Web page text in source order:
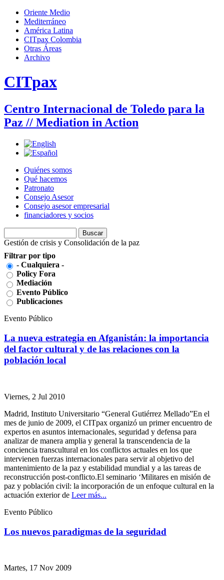
Jump to navigation
Menú principal
Oriente Medio
Mediterráneo
América Latina
CITpax Colombia
Otras Áreas
Archivo
CITpax
Centro Internacional de Toledo para la
Paz // Mediation in Action
Quiénes somos
Qué hacemos
Patronato
Consejo Asesor
Consejo asesor empresarial
financiadores y socios
Formulario de búsqueda
Gestión de crisis y Consolidación de la paz
Filtrar por tipo
- Cualquiera -
Policy Fora
Mediación
Evento Público
Publicaciones
Evento Público
La nueva estrategia en Afganistán: la importancia
del factor cultural y de las relaciones con la
población local
Viernes, 2 Jul 2010
Madrid, Instituto Universitario “General Gutiérrez Mellado”En el
mes de junio de 2009, el CITpax organizó un primer encuentro de
expertos en asuntos internacionales, seguridad y defensa para
analizar de manera amplia y general la transcendencia de la
conciencia transcultural en los conflictos actuales en los que
intervienen fuerzas internacionales para servir al objetivo del
mantenimiento de la paz y estabilidad mundial y a las tareas de
reconstrucción post-conflicto.El seminario ‘Militares en misión de
paz y población civil: la incorporación de un enfoque cultural en la
actuación exterior de Leer más...
Evento Público
Los nuevos paradigmas de la seguridad
Martes, 17 Nov 2009